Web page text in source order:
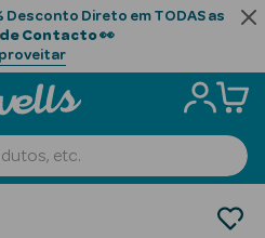
Desconto Direto em TODAS as
Contacto👀